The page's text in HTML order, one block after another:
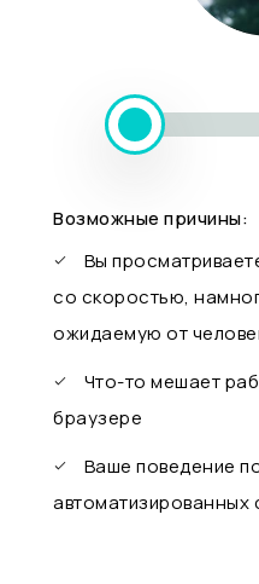
Возможные причины:
Вы
со скоростью,
ожидаемую от
Что-то мешает
браузере
Ваше поведение
автоматизированных